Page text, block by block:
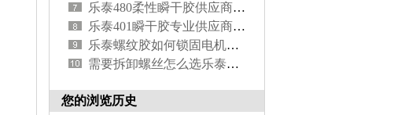
乐泰480柔性瞬干胶供应商 | 鑫华良供应链原装正品保障
乐泰401瞬干胶专业供应商 | 鑫华良供应链原装正品
乐泰螺纹胶如何锁固电机底座？
需要拆卸螺丝怎么选乐泰螺纹胶？
您的浏览历史